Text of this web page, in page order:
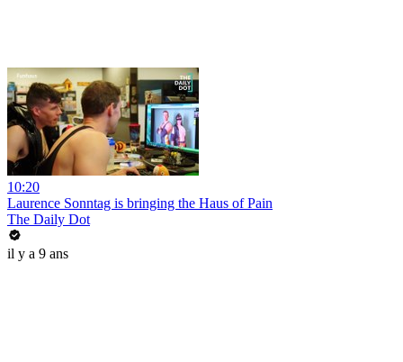
10:20
Laurence Sonntag is bringing the Haus of Pain
The Daily Dot
il y a 9 ans